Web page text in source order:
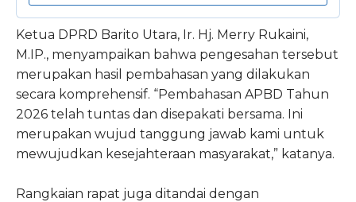
Ketua DPRD Barito Utara, Ir. Hj. Merry Rukaini,
M.IP., menyampaikan bahwa pengesahan tersebut
merupakan hasil pembahasan yang dilakukan
secara komprehensif. “Pembahasan APBD Tahun
2026 telah tuntas dan disepakati bersama. Ini
merupakan wujud tanggung jawab kami untuk
mewujudkan kesejahteraan masyarakat,” katanya.
Rangkaian rapat juga ditandai dengan